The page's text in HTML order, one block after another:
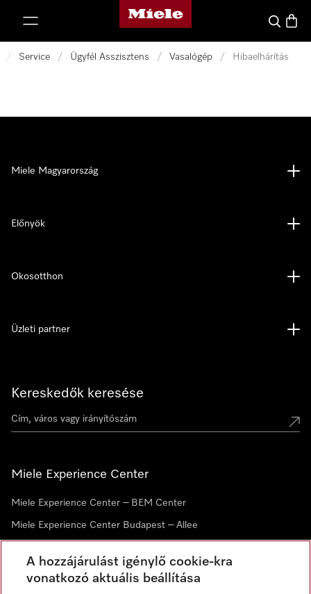
Miele honlapja
Kereses
/ Service / Ügyfél Asszisztens / Vasalógép / Hibaelhárítás
Kereskedők keresése
Miele Experience Center
Miele Experience Center – BEM Center
Miele Experience Center Budapest – Allee
Miele Magyarország
Előnyök
Okosotthon
Üzleti partner
A hozzájárulást igénylő cookie-kra
vonatkozó aktuális beállítása